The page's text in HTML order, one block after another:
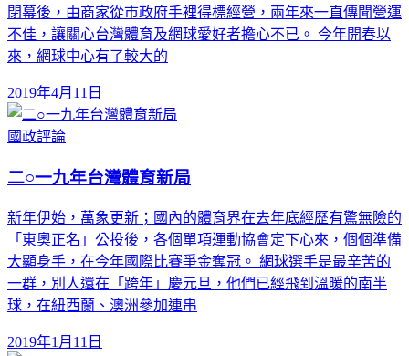
閉幕後，由商家從市政府手裡得標經營，兩年來一直傳聞營運
不佳，讓關心台灣體育及網球愛好者擔心不已。 今年開春以
來，網球中心有了較大的
2019年4月11日
國政評論
二○一九年台灣體育新局
新年伊始，萬象更新；國內的體育界在去年底經歷有驚無險的
「東奧正名」公投後，各個單項運動協會定下心來，個個準備
大顯身手，在今年國際比賽爭金奪冠。 網球選手是最辛苦的
一群，別人還在「跨年」慶元旦，他們已經飛到溫暖的南半
球，在紐西蘭、澳洲參加連串
2019年1月11日